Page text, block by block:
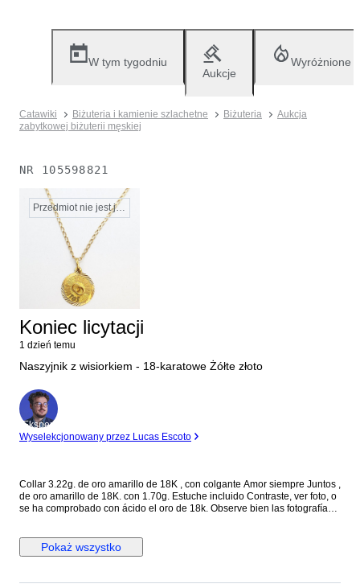
W tym tygodniu
Aukcje
Wyróżnione
Catawiki Biżuteria i kamienie szlachetne Biżuteria
Aukcja
zabytkowej biżuterii męskiej
NR 105598821
Przedmiot nie jest już dostępny
Koniec licytacji
1 dzień temu
Naszyjnik z wisiorkiem - 18-karatowe Żółte złoto
Ekspert
Wyselekcjonowany przez Lucas Escoto
Collar 3.22g. de oro amarillo de 18K , con colgante Amor siempre Juntos ,
de oro amarillo de 18K. con 1.70g. Estuche incluido Contraste, ver foto, o
se ha comprobado con ácido el oro de 18k. Observe bien las fotografías
ninguna reclamación Todos nuestros artículos están en stock para envío
inmediato. El envío esta asegurado sin coste añadido. Fuera de Europa
gastos serán por cuenta del comprador Los envíos a islas, pueden tener
Pokaż wszystko